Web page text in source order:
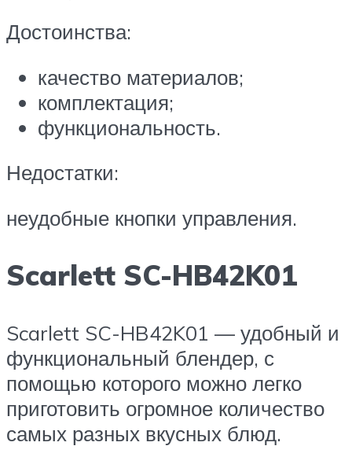
Достоинства:
качество материалов;
комплектация;
функциональность.
Недостатки:
неудобные кнопки управления.
Scarlett SC-HB42K01
Scarlett SC-HB42K01 — удобный и
функциональный блендер, с
помощью которого можно легко
приготовить огромное количество
самых разных вкусных блюд.